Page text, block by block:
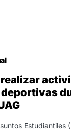
Estudiantiles